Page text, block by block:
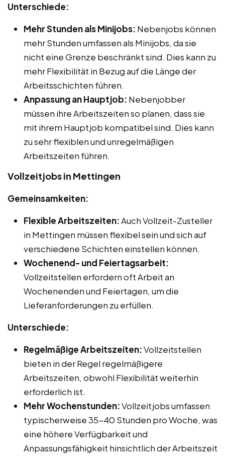
Unterschiede:
Mehr Stunden als Minijobs: Nebenjobs können
mehr Stunden umfassen als Minijobs, da sie
nicht eine Grenze beschränkt sind. Dies kann zu
mehr Flexibilität in Bezug auf die Länge der
Arbeitsschichten führen.
Anpassung an Hauptjob: Nebenjobber
müssen ihre Arbeitszeiten so planen, dass sie
mit ihrem Hauptjob kompatibel sind. Dies kann
zu sehr flexiblen und unregelmäßigen
Arbeitszeiten führen.
Vollzeitjobs in Mettingen
Gemeinsamkeiten:
Flexible Arbeitszeiten:Auch Vollzeit-Zusteller
in Mettingen müssen flexibel sein und sich auf
verschiedene Schichten einstellen können.
Wochenend- und Feiertagsarbeit:
Vollzeitstellen erfordern oft Arbeit an
Wochenenden und Feiertagen, um die
Lieferanforderungen zu erfüllen.
Unterschiede:
Regelmäßige Arbeitszeiten:Vollzeitstellen
bieten in der Regel regelmäßigere
Arbeitszeiten, obwohl Flexibilität weiterhin
erforderlich ist.
Mehr Wochenstunden:Vollzeitjobs umfassen
typischerweise 35-40 Stunden pro Woche, was
eine höhere Verfügbarkeit und
Anpassungsfähigkeit hinsichtlich der Arbeitszeit